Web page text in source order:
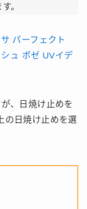
。
パーフェクト
ュ ポゼ UVイデ
、日焼け止めを
の日焼け止めを選